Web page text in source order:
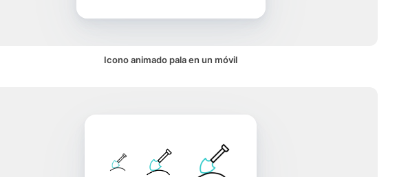
Icono animado pala en un móvil